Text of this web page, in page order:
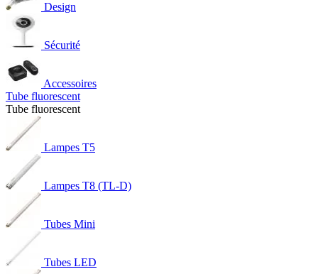
Design
Sécurité
Accessoires
Tube fluorescent
Tube fluorescent
Lampes T5
Lampes T8 (TL-D)
Tubes Mini
Tubes LED